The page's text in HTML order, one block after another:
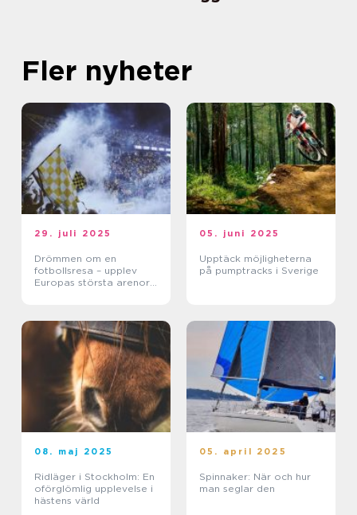
Fler nyheter
29. juli 2025
Drömmen om en
fotbollsresa – upplev
Europas största arenor
05. juni 2025
Upptäck möjligheterna
på pumptracks i Sverige
08. maj 2025
Ridläger i Stockholm: En
oförglömlig upplevelse i
hästens värld
05. april 2025
Spinnaker: När och hur
man seglar den